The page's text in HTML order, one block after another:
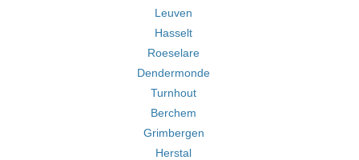
Leuven
Hasselt
Roeselare
Dendermonde
Turnhout
Berchem
Grimbergen
Herstal